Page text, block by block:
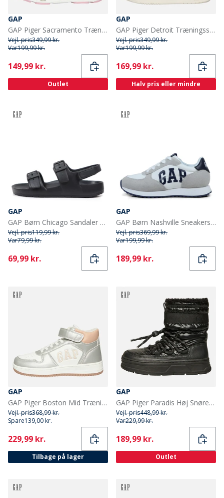
GAP
GAP Piger Sacramento Træningssko Light Pink Magenta
Vejl. pris349,99 kr.
Var199,99 kr.
Current
149,99 kr.
Outlet
GAP
GAP Piger Detroit Træningssko Off-white/Lys Pink Off-White Light Pink
Vejl. pris349,99 kr.
Var199,99 kr.
Current
169,99 kr.
Halv pris eller mindre
GAP
GAP Børn Chicago Sandaler Sort
Vejl. pris119,99 kr.
Var79,99 kr.
Current
69,99 kr.
GAP
GAP Børn Nashville Sneakers Hvid
Vejl. pris369,99 kr.
Var199,99 kr.
Current
189,99 kr.
GAP
GAP Piger Boston Mid Træningssko Hvid Sølv Rose
Vejl. pris368,99 kr.
Spare139,00 kr.
Current
229,99 kr.
Tilbage på lager
GAP
GAP Piger Paradis Høj Snøre Snesko Sort
Vejl. pris448,99 kr.
Var229,99 kr.
Current
189,99 kr.
Outlet